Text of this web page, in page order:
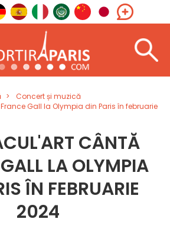
Concert și muzică
Gall la Olympia din Paris în februarie
CÂNTĂ
LA OLYMPIA
ÎN FEBRUARIE
2024